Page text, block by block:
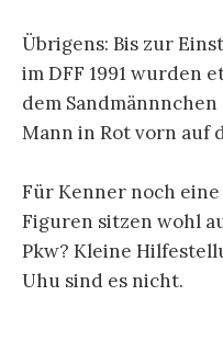
Übrigens: Bis zur
im DFF 1991 wurden
dem
Mann in Rot vorn auf
Für Kenner noch
Figuren sitzen wohl
Pkw? Kleine
Uhu sind es nicht.